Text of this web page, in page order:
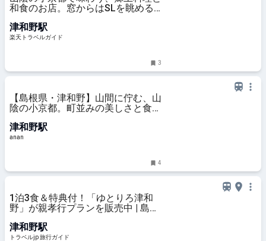
和食のお店。窓からはSLを眺める
トラベル】
津和野駅
楽天トラベルガイド
3
【島根県・津和野】山間に佇む、山
陰の小京都。町並みの美しさと食文
津和野駅
anan
4
1泊3食＆特典付！「ゆとりろ津和
野」が親孝行プランを販売中 | 島根
津和野駅
トラベルjp 旅行ガイド